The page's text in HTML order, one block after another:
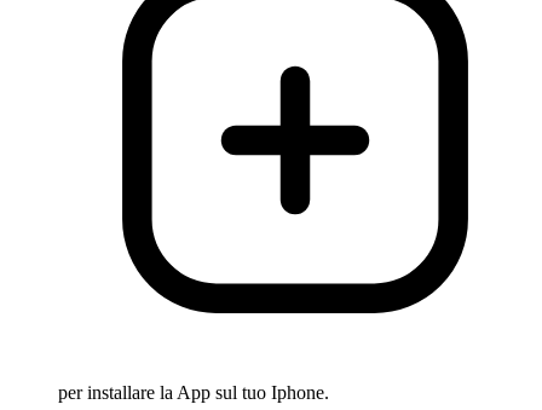
per installare la App sul tuo Iphone.